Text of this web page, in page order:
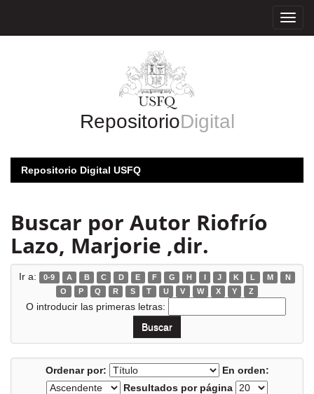
RepositorioDigital
Repositorio Digital USFQ
Buscar por Autor Riofrío
Lazo, Marjorie ,dir.
Ir a: 0-9 A B C D E F G H I J K L M
N
O
P Q R S T U V W X Y Z
O introducir las primeras letras:
Ordenar por:
En orden:
Resultados por página